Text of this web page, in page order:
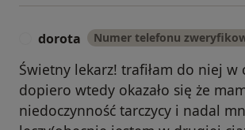
dorota Numer telefonu
Świetny lekarz! trafiłam do niej w
dopiero wtedy okazało się że
niedoczynność tarczycy i nadal